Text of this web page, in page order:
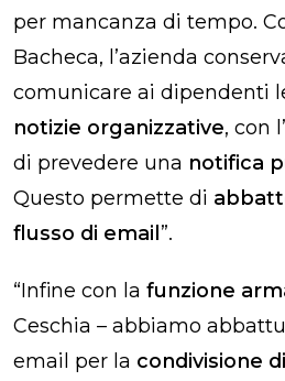
per mancanza di tempo.
Bacheca, l’azienda
comunicare ai dipendenti
notizie organizzative, con
di prevedere una notifica
Questo permette di
flusso di email ”.
“Infine con la funzione
Ceschia – abbiamo
email per la condivisione